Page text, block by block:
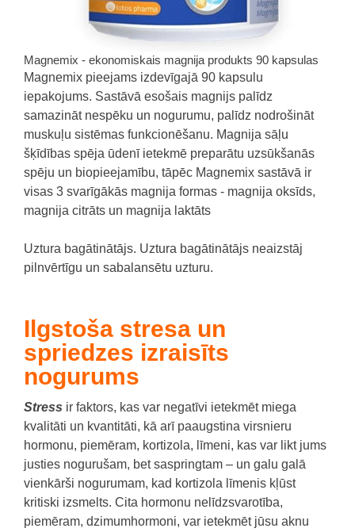
Magnemix - ekonomiskais magnija produkts 90 kapsulas
Magnemix pieejams izdevīgajā 90 kapsulu
iepakojums. Sastāvā esošais magnijs palīdz
samazināt nespēku un nogurumu, palīdz nodrošināt
muskuļu sistēmas funkcionēšanu. Magnija sāļu
šķīdības spēja ūdenī ietekmē preparātu uzsūkšanās
spēju un biopieejamību, tāpēc Magnemix sastāvā ir
visas 3 svarīgākās magnija formas - magnija oksīds,
magnija citrāts un magnija laktāts
Uztura bagātinātājs. Uztura bagātinātājs neaizstāj
pilnvērtīgu un sabalansētu uzturu.
Ilgstoša stresa un
spriedzes izraisīts
nogurums
Stress ir faktors, kas var negatīvi ietekmēt miega
kvalitāti un kvantitāti, kā arī paaugstina virsnieru
hormonu, piemēram, kortizola, līmeni, kas var likt jums
justies nogurušam, bet saspringtam – un galu galā
vienkārši nogurumam, kad kortizola līmenis kļūst
kritiski izsmelts. Cita hormonu nelīdzsvarotība,
piemēram, dzimumhormoni, var ietekmēt jūsu aknu